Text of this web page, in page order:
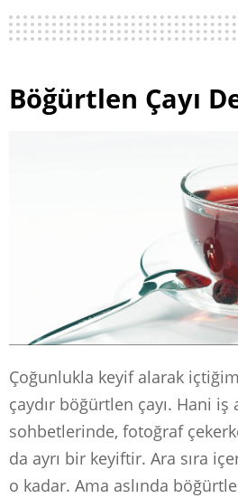
Böğürtlen Çayı
Çoğunlukla keyif alarak
çaydır böğürtlen çayı. Hani iş
sohbetlerinde, fotoğraf
da ayrı bir keyiftir. Ara sıra
o kadar. Ama aslında